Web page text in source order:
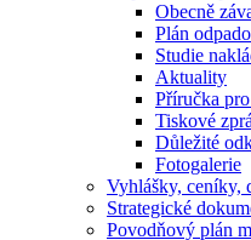
Obecně
Plán
Studie
Aktuality
Příručka
Tiskové
Důležité
Fotogalerie
Vyhlášky, ceníky,
Strategické
Povodňový plán